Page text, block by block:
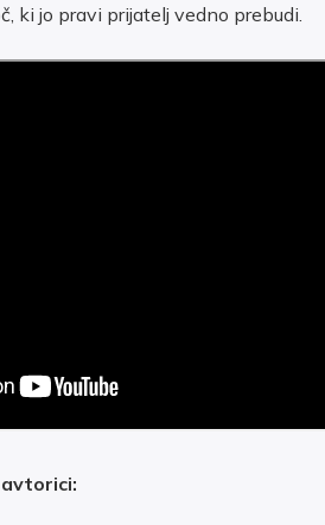
ki jo pravi prijatelj vedno prebudi.